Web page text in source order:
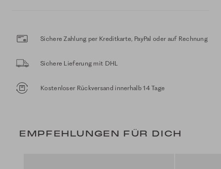
Sichere Zahlung per Kreditkarte, PayPal oder auf Rechnung
Sichere Lieferung mit DHL
Kostenloser Rückversand innerhalb 14 Tage
EMPFEHLUNGEN FÜR DICH